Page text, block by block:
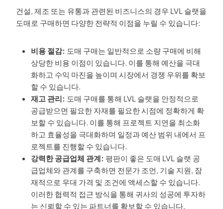
건설, 제조 또는 유통과 관련된 비즈니스의 경우 LVL 슬랫을
도매로 구매하면 다양한 전략적 이점을 누릴 수 있습니다:
비용 절감: 도매 구매는 일반적으로 소량 구매에 비해
상당한 비용 이점이 있습니다. 이를 통해 예산을 극대
화하고 수익 마진을 높이며 시장에서 경쟁 우위를 확보
할 수 있습니다.
재고 관리: 도매 구매를 통해 LVL 슬랫을 안정적으로
공급받으면 필요한 자재를 필요한 시점에 정확하게 확
보할 수 있습니다. 이를 통해 프로젝트 지연을 최소화
하고 효율성을 극대화하며 일정과 예산 범위 내에서 프
로젝트를 진행할 수 있습니다.
강력한 공급업체 관계: 평판이 좋은 도매 LVL 슬랫 공
급업체와 관계를 구축하면 전문가 조언, 기술 지원, 잠
재적으로 우대 가격 및 조건에 액세스할 수 있습니다.
이러한 협력적 접근 방식을 통해 귀사의 성공에 투자하
는 신뢰할 수 있는 파트너를 확보할 수 있습니다.